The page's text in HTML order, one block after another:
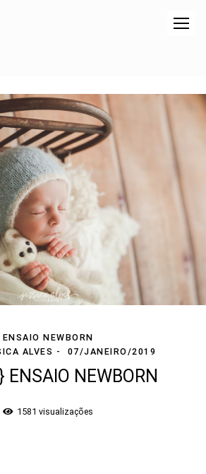
ENSAIO NEWBORN
ALVES
07/JANEIRO/2019
ENSAIO NEWBORN
1581 visualizações